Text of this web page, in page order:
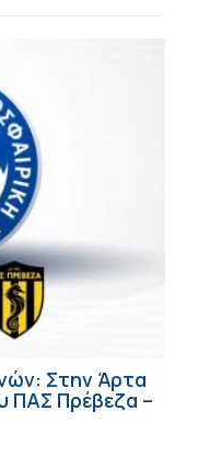
Στην Άρτα
ΠΑΣ Πρέβεζα –